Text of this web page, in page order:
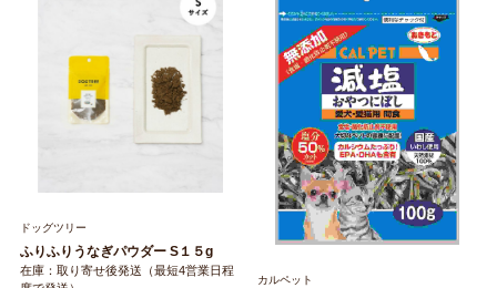
ドッグツリー
ふりふりうなぎパウダー S１５g
在庫：取り寄せ後発送（最短4営業日程
カルペット